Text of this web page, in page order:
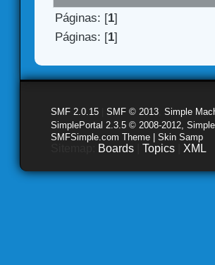
Páginas: [1]
Páginas: [1]
SMF 2.0.15 SMF © 2013 Simple
SimplePortal 2.3.5 © 2008-2012,
SMFSimple.com Theme | Skin Samp
Boards Topics XML